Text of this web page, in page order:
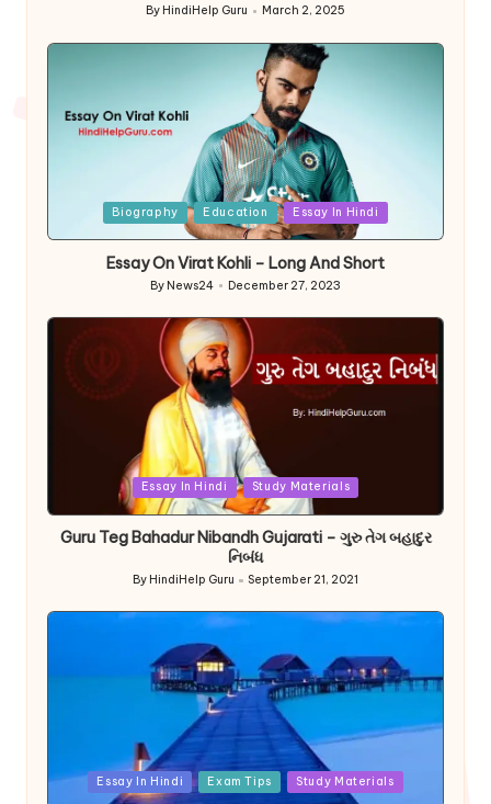
Posted
By HindiHelp Guru March 2, 2025
Biography Education Essay In Hindi
Essay On Virat Kohli – Long And Short
Posted
By News24 December 27, 2023
Essay In Hindi Study Materials
Guru Teg Bahadur Nibandh Gujarati – ગુરુ તેગ બહાદુર
નિબંધ
Posted
by
By HindiHelp Guru September 21, 2021
PostedEssay In Hindi Exam Tips Study Materials